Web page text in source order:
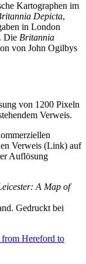
Kartographen im
Depicta,
in London
Die Britannia
von John Ogilbys
von 1200 Pixeln
Verweis.
Verweis (Link) auf
Auflösung
A Map of
Gedruckt bei
Hereford to